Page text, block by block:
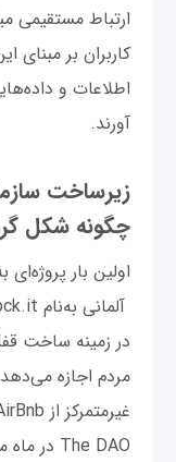
ارتباط مستقیمی
کاربران بر مبنای
اطلاعات و
آورند.
زیرساخت
چگونه شکل
در زمینه ساخت
مردم اجازه
غیرمتمرکز از AirBnb به‌اشتراک بگذارند. زیرساخت